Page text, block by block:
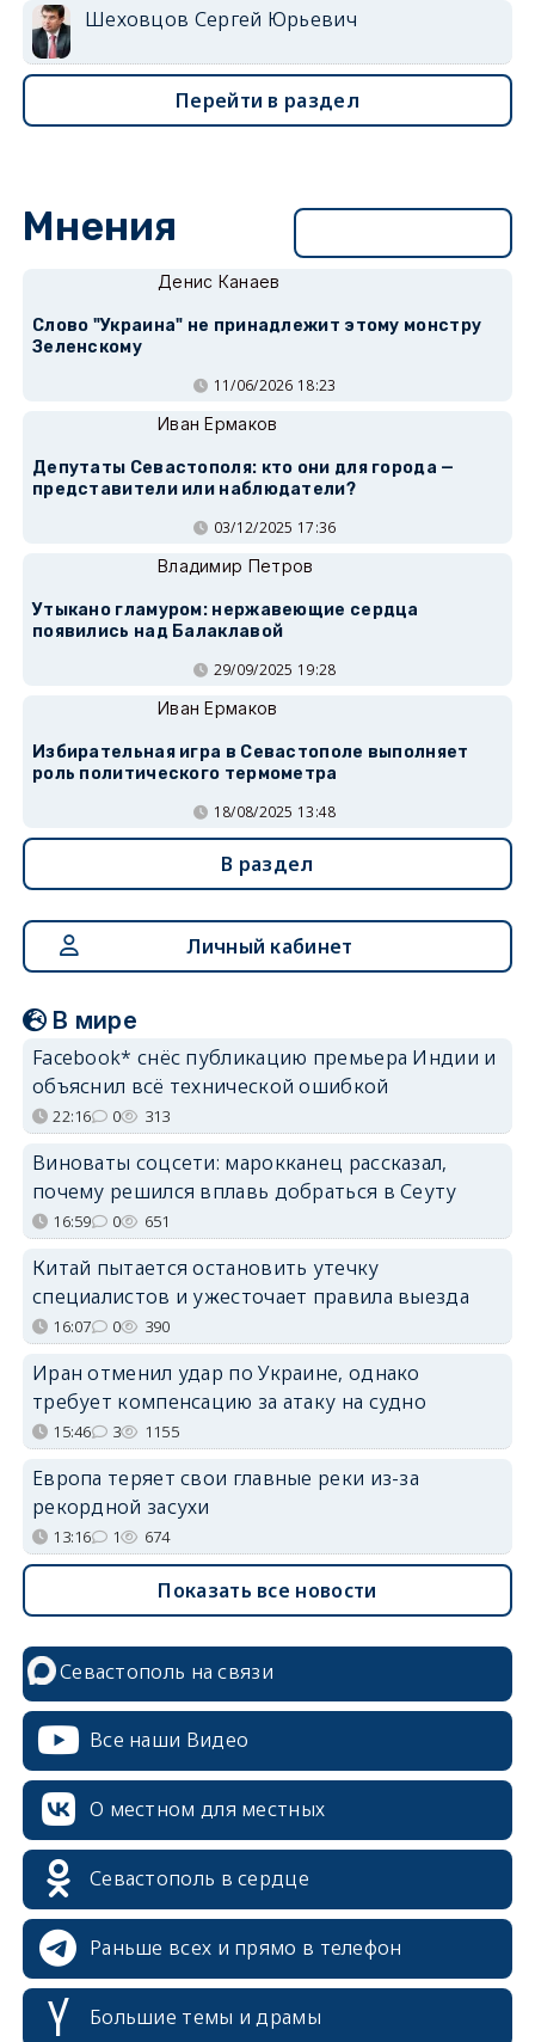
Шеховцов Сергей Юрьевич
Перейти в раздел
Мнения
Денис Канаев
Слово "Украина" не принадлежит этому монстру
Зеленскому
11/06/2026 18:23
Иван Ермаков
Депутаты Севастополя: кто они для города —
представители или наблюдатели?
03/12/2025 17:36
Владимир Петров
Утыкано гламуром: нержавеющие сердца
появились над Балаклавой
29/09/2025 19:28
Иван Ермаков
Избирательная игра в Севастополе выполняет
роль политического термометра
18/08/2025 13:48
В раздел
Личный кабинет
В мире
Facebook* снёс публикацию премьера Индии и
объяснил всё технической ошибкой
22:16 0 313
Виноваты соцсети: марокканец рассказал,
почему решился вплавь добраться в Сеуту
16:59 0 651
Китай пытается остановить утечку
специалистов и ужесточает правила выезда
16:07 0 390
Иран отменил удар по Украине, однако
требует компенсацию за атаку на судно
15:46 3 1155
Европа теряет свои главные реки из-за
рекордной засухи
13:16 1 674
Показать все новости
Севастополь на связи
Все наши Видео
О местном для местных
Севастополь в сердце
Раньше всех и прямо в телефон
Большие темы и драмы